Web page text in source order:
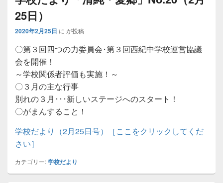
25日）
2020年2月25日 に が投稿
〇第３回四つの力委員会･第３回西紀中学校運営協議
会を開催！
～学校関係者評価も実施！～
〇３月の主な行事
別れの３月･･･新しいステージへのスタート！
〇がまんすること！
学校だより（2月25日号）［ここをクリックしてくだ
さい］
カテゴリー:学校だより